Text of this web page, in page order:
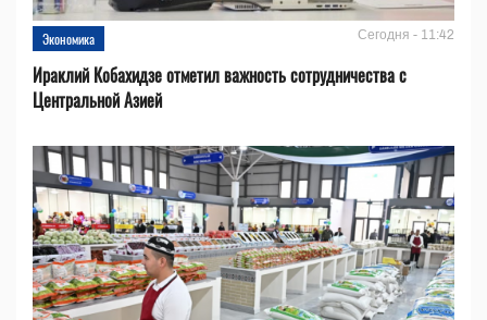
Экономика Сегодня - 11:42
Ираклий Кобахидзе отметил важность сотрудничества с
Центральной Азией